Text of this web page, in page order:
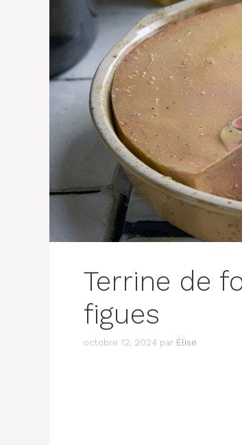
Terrine de
figues
octobre 12, 2024 par Élise